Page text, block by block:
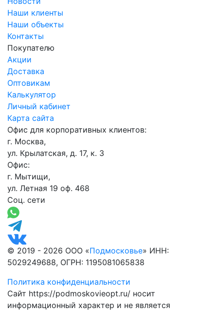
Наши клиенты
Наши объекты
Контакты
Покупателю
Акции
Доставка
Оптовикам
Калькулятор
Личный кабинет
Карта сайта
Офис для корпоративных клиентов:
г. Москва,
ул. Крылатская, д. 17, к. 3
Офис:
г. Мытищи,
ул. Летная 19 оф. 468
Соц. сети
© 2019 - 2026 ООО «Подмосковье» ИНН:
5029249688, ОГРН: 1195081065838
Политика конфиденциальности
Сайт https://podmoskovieopt.ru/ носит
информационный характер и не является